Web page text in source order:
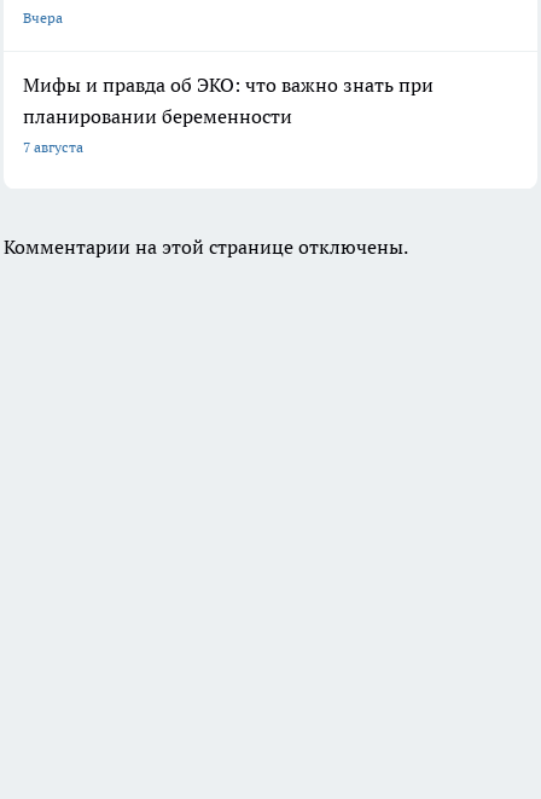
Вчера
Мифы и правда об ЭКО: что важно знать при
планировании беременности
7 августа
Комментарии на этой странице отключены.